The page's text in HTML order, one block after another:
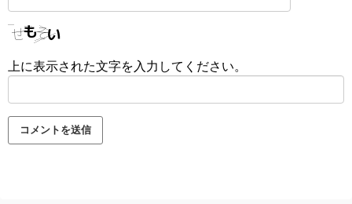
上に表示された文字を入力してください。